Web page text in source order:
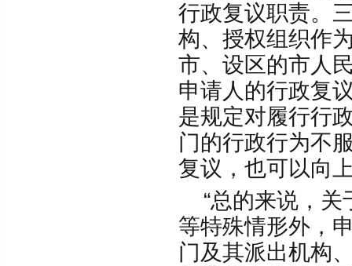
行政复议职责。
构、授权组织作
市、设区的市人
申请人的行政复
是规定对履行行
门的行政行为不
复议，也可以向
“总的来说，关
等特殊情形外，
门及其派出机构